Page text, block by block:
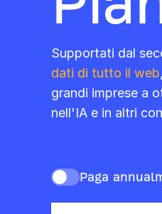
Supportati dal
dati di tutto il web
grandi imprese a
nell'IA e in altri
Paga